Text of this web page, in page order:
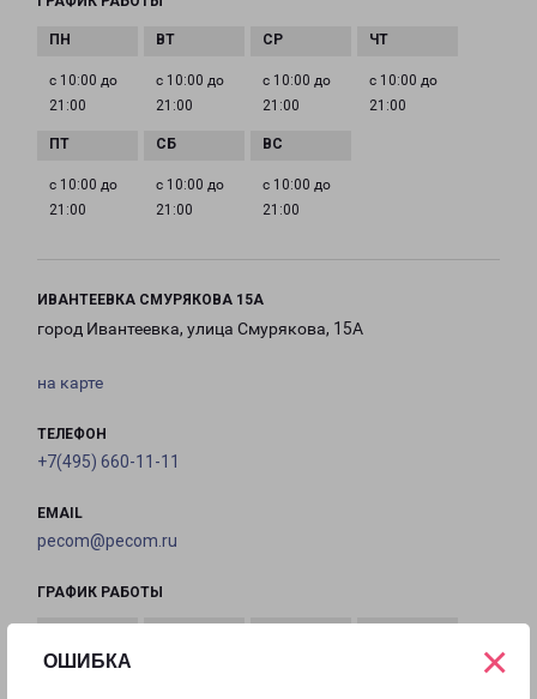
ОШИБКА ×
с 10:00 до
21:00
с 10:00 до
21:00
с 10:00 до
21:00
с 10:00 до
21:00
с 10:00 до
21:00
с 10:00 до
21:00
с 10:00 до
21:00
ИВАНТЕЕВКА СМУРЯКОВА 15А
город Ивантеевка, улица Смурякова, 15А
на карте
ТЕЛЕФОН
+7(495) 660-11-11
EMAIL
pecom@pecom.ru
ГРАФИК РАБОТЫ
с 10:00 до